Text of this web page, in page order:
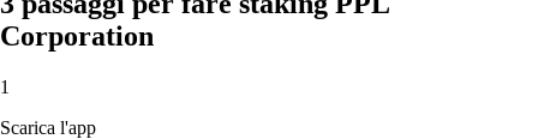
Corporation
1
Scarica l'app